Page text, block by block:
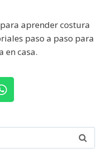
aprender costura
paso a paso para
en casa.